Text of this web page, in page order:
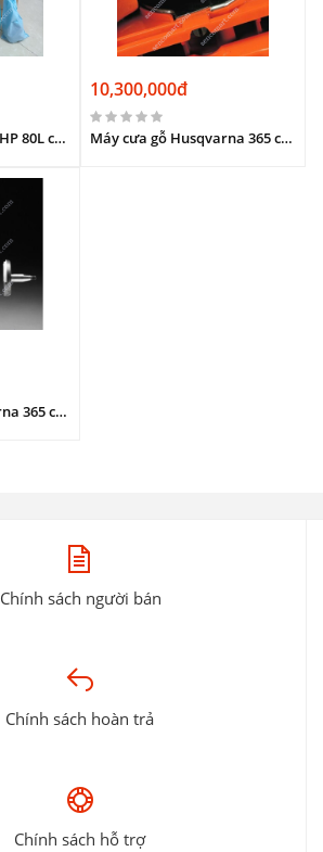
Máy nén khí Puma 1HP 80L chuyên dùng trong sữa chữa xe
10,300,000đ
Máy cưa gỗ Husqvarna 365 cưa cắt gỗ to nhỏ công suất 3,4kw
Máy cưa gỗ Husqvarna 365 chạy bằng xăng
Chính sách người bán
Chính sách hoàn trả
Chính sách hỗ trợ